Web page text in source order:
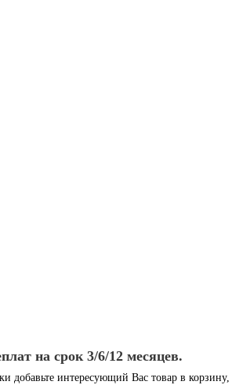
на срок 3/6/12 месяцев.
добавьте интересующий Вас товар в корзину,